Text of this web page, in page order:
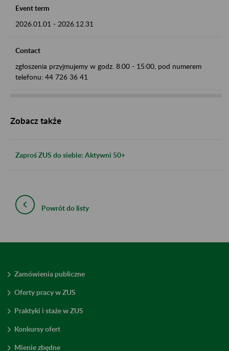
Event term
2026.01.01 - 2026.12.31
Contact
zgłoszenia przyjmujemy w godz. 8:00 - 15:00, pod numerem
telefonu: 44 726 36 41
Zobacz także
Zaproś ZUS do siebie: Aktywni 50+
Powrót do listy
Zamówienia publiczne
Oferty pracy w ZUS
Praktyki i staże w ZUS
Konkursy ofert
Mienie zbędne